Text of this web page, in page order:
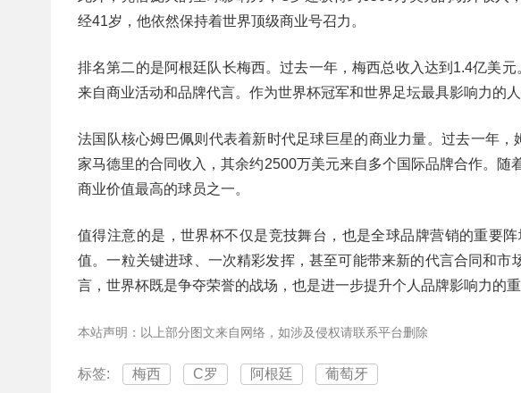
经41岁，他依然保持着世界顶级商业号召力。
排名第二的是阿根廷队长梅西。过去一年，梅西总收入达到1.4亿美
来自商业活动和品牌代言。作为世界杯冠军和世界足坛最具影响力的
法国队核心姆巴佩则代表着新时代足球巨星的商业力量。过去一年
家马德里的合同收入，其余约2500万美元来自多个国际品牌合作。
商业价值最高的球员之一。
值得注意的是，世界杯不仅是竞技舞台，也是全球品牌营销的重要
值。一粒关键进球、一次精彩发挥，甚至可能带来新的代言合同和
言，世界杯既是争夺荣誉的战场，也是进一步提升个人品牌影响力的重
本站声明：以上部分图文来自网络，如涉及侵权请联系平台删除
标签: 梅西 C罗 阿根廷 葡萄牙